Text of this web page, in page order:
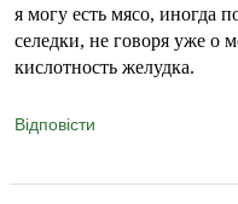
я могу есть мясо, иногда
селедки, не говоря уже о
кислотность желудка.
Відповісти